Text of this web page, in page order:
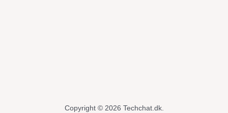
Copyright © 2026 Techchat.dk.